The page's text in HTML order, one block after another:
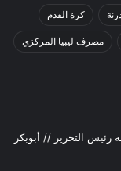
كرة القدم
مصرف ليبيا المركزي
رئيس التحرير // أبوبكر